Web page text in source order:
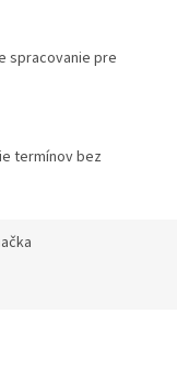
spracovanie pre
termínov bez